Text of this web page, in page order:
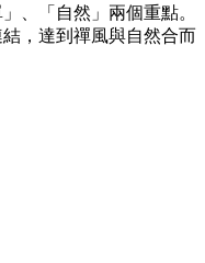
、「自然」兩個重點。
，達到禪風與自然合而